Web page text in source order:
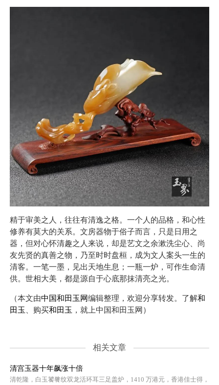
精于审美之人，往往有清逸之格。一个人的品格，和心性
修养有莫大的关系。文房器物于俗子而言，只是日用之
器，但对心怀清趣之人来说，却是艺文之余漱洗尘心、尚
友先贤的真善之物，乃至时时盘桓，成为文人案头一生的
清客。一笔一墨，见出天地生息；一瓶一炉，可作生命清
供。世相大美，都是源自于心底那抹清亮之光。
（本文由中国和田玉网编辑整理，欢迎分享转发。了解和
田玉
、购买和田玉 ，就上中国和田玉网）
相关文章
清宫玉器十年飙涨十倍
清乾隆，白玉饕餮纹双龙活环耳三足盖炉，1410 万港元，香港佳士得，